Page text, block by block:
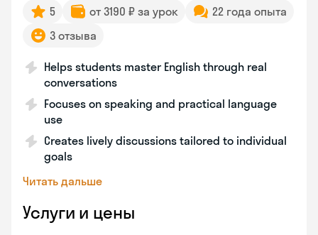
5 от 3190 ₽ за урок
22 года опыта
3 отзыва
Helps students master English through real
conversations
Focuses on speaking and practical language
use
Creates lively discussions tailored to individual
goals
Читать дальше
Услуги и цены